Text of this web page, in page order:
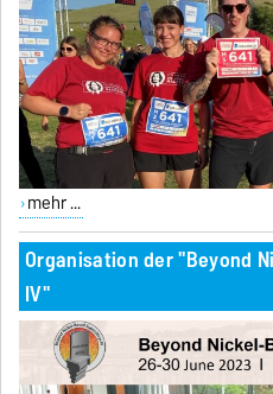
mehr ...
Organisation der "Beyond
IV"